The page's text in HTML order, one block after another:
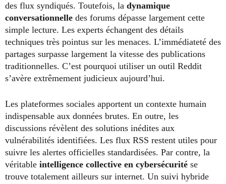
des flux syndiqués. Toutefois, la dynamique
conversationnelle des forums dépasse largement cette
simple lecture. Les experts échangent des détails
techniques très pointus sur les menaces. L’immédiateté des
partages surpasse largement la vitesse des publications
traditionnelles. C’est pourquoi utiliser un outil Reddit
s’avère extrêmement judicieux aujourd’hui.
Les plateformes sociales apportent un contexte humain
indispensable aux données brutes. En outre, les
discussions révèlent des solutions inédites aux
vulnérabilités identifiées. Les flux RSS restent utiles pour
suivre les alertes officielles standardisées. Par contre, la
véritable intelligence collective en cybersécurité se
trouve totalement ailleurs sur internet. Un suivi hybride